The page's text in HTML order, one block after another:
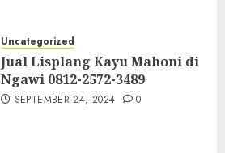
Uncategorized
Jual Lisplang Kayu Mahoni di
Ngawi 0812-2572-3489
SEPTEMBER 24, 2024 0